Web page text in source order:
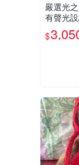
嚴選光
有聲光
石，成
電池，
$